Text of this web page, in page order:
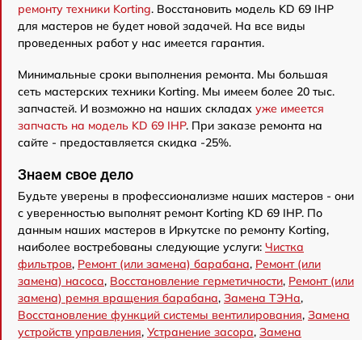
ремонту техники Korting. Восстановить модель KD 69 IHP
для мастеров не будет новой задачей. На все виды
проведенных работ у нас имеется гарантия.
Минимальные сроки выполнения ремонта. Мы большая
сеть мастерских техники Korting. Мы имеем более 20 тыс.
запчастей. И возможно на наших складах уже имеется
запчасть на модель KD 69 IHP. При заказе ремонта на
сайте - предоставляется скидка -25%.
Знаем свое дело
Будьте уверены в профессионализме наших мастеров - они
с уверенностью выполнят ремонт Korting KD 69 IHP. По
данным наших мастеров в Иркутске по ремонту Korting,
наиболее востребованы следующие услуги: Чистка
фильтров, Ремонт (или замена) барабана, Ремонт (или
замена) насоса, Восстановление герметичности, Ремонт (или
замена) ремня вращения барабана, Замена ТЭНа,
Восстановление функций системы вентилирования, Замена
устройств управления, Устранение засора, Замена